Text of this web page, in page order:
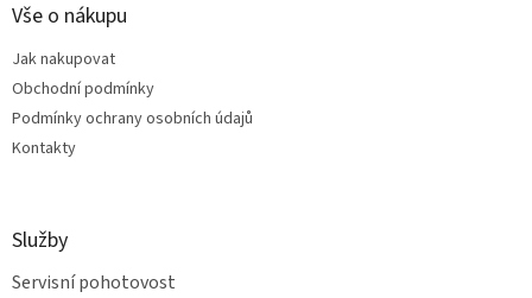
Vše o nákupu
Jak nakupovat
Obchodní podmínky
Podmínky ochrany osobních údajů
Kontakty
Služby
Servisní pohotovost